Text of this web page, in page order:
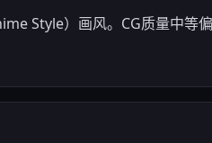
Style）画风。CG质量中等